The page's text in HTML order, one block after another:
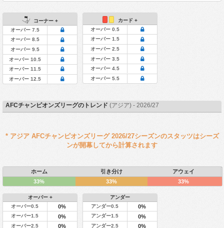
コーナー +
オーバー 7.5
オーバー 8.5
オーバー 9.5
オーバー 10.5
オーバー 11.5
オーバー 12.5
カード +
オーバー 0.5
オーバー 1.5
オーバー 2.5
オーバー 3.5
オーバー 4.5
オーバー 5.5
AFCチャンピオンズリーグのトレンド (アジア) - 2026/27
* アジア AFCチャンピオンズリーグ 2026/27シーズンのスタッツはシーズ
ンが開幕してから計算されます
ホーム 引き分け
アウェイ
33%
33% 33%
オーバー +
オーバー0.5
0%
オーバー1.5 0%
オーバー2.5 0%
アンダー
アンダー0.5
0%
アンダー1.5 0%
アンダー2.5 0%